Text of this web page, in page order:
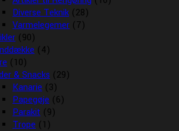
Diverse Teknik (28)
Varmelegemer (7)
(90)
(4)
(10)
& Snacks (29)
Kanarie (3)
Papegøje (6)
Parakit (9)
Trope (1)